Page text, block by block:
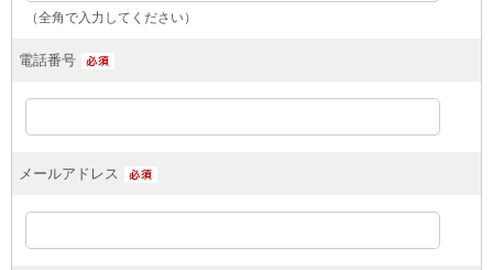
（全角で入力してください）
電話番号
メールアドレス